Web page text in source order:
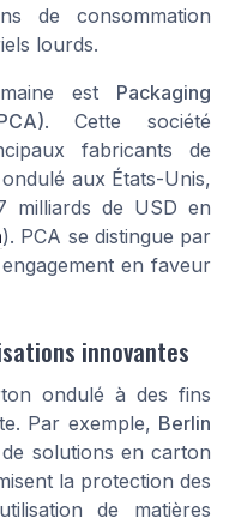
de consommation
lourds.
est Packaging
. Cette société
fabricants de
aux États-Unis,
milliards de USD en
). PCA se distingue par
en faveur
innovantes
ondulé à des fins
Par exemple, Berlin
solutions en carton
la protection des
de matières